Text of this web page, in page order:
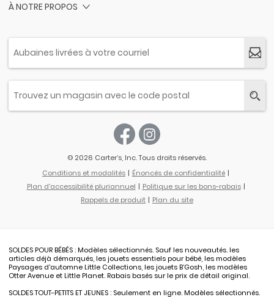
À NOTRE PROPOS
© 2026 Carter’s, Inc. Tous droits réservés.
Conditions et modalités
Énoncés de confidentialité
Plan d'accessibilité pluriannuel
Politique sur les bons-rabais
Rappels de produit
Plan du site
SOLDES POUR BÉBÉS : Modèles sélectionnés. Sauf les nouveautés. les
articles déjà démarqués, les jouets essentiels pour bébé, les modèles
Paysages d'automne Little Collections, les jouets B’Gosh, les modèles
Otter Avenue et Little Planet. Rabais basés sur le prix de détail original.
SOLDES TOUT-PETITS ET JEUNES : Seulement en ligne. Modèles sélectionnés.